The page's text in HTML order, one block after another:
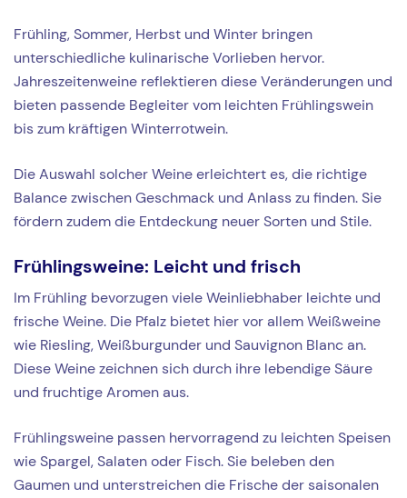
Frühling, Sommer, Herbst und Winter bringen
unterschiedliche kulinarische Vorlieben hervor.
Jahreszeitenweine reflektieren diese Veränderungen und
bieten passende Begleiter vom leichten Frühlingswein
bis zum kräftigen Winterrotwein.
Die Auswahl solcher Weine erleichtert es, die richtige
Balance zwischen Geschmack und Anlass zu finden. Sie
fördern zudem die Entdeckung neuer Sorten und Stile.
Frühlingsweine: Leicht und frisch
Im Frühling bevorzugen viele Weinliebhaber leichte und
frische Weine. Die Pfalz bietet hier vor allem Weißweine
wie Riesling, Weißburgunder und Sauvignon Blanc an.
Diese Weine zeichnen sich durch ihre lebendige Säure
und fruchtige Aromen aus.
Frühlingsweine passen hervorragend zu leichten Speisen
wie Spargel, Salaten oder Fisch. Sie beleben den
Gaumen und unterstreichen die Frische der saisonalen